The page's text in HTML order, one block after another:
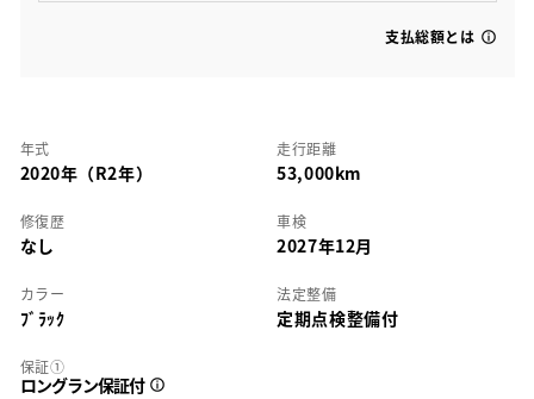
支払総額とは
年式
2020年（R2年）
走行距離
53,000km
修復歴
なし
車検
2027年12月
カラー
ﾌﾞﾗｯｸ
法定整備
定期点検整備付
保証①
ロングラン保証付